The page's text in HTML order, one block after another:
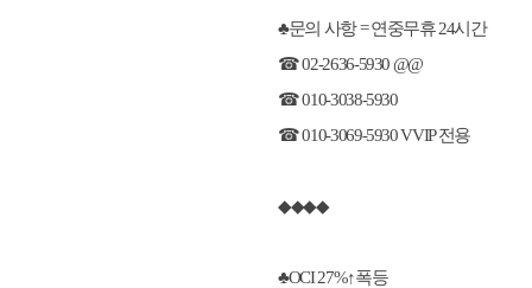
♣문의 사항 = 연중무휴 24시간
☎ 02-2636-5930 @@
☎ 010-3038-5930
☎ 010-3069-5930 VVIP 전용
◆◆◆◆
♣OCI 27%↑폭등